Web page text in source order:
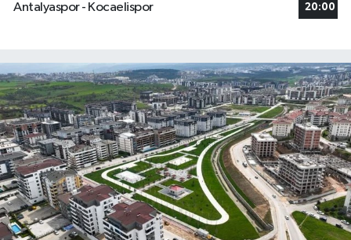
Antalyaspor - Kocaelispor 20:00